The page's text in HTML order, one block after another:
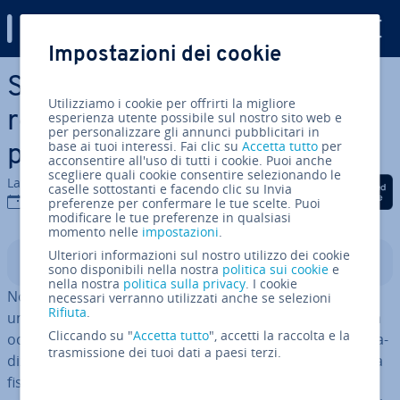
Vai al contenuto prin­ci­pa­le
Sicurezza del Wi-Fi: come
rendere inat­tac­ca­bi­le la
propria con­nes­sio­ne Internet
La redazione di IONOS
22 feb 2024
Condividi via Facebook
Condividi via Twitter
Condividi via
Indice
Non importa che si tratti una rete privata o interna a
un’azienda, il desiderio di avere una con­nes­sio­ne sicura
occupa il primo posto nella lista delle priorità. Le reti tra­
di­zio­na­li con fili e cavi offrono, per via della loro essenza
fisica, una certa garanzia di pro­te­zio­ne da attacchi
Impostazioni dei cookie
Utilizziamo i cookie per offrirti la migliore
esperienza utente possibile sul nostro sito web e
per personalizzare gli annunci pubblicitari in
base ai tuoi interessi. Fai clic suAccetta tutto per
acconsentire all'uso di tutti i cookie. Puoi anche
scegliere quali cookie consentire selezionando le
caselle sottostanti e facendo clic su Invia
preferenze per confermare le tue scelte. Puoi
modificare le tue preferenze in qualsiasi
momento nelle impostazioni.
Ulteriori informazioni sul nostro utilizzo dei cookie
sono disponibili nella nostra politica sui cookie e
nella nostra politica sulla privacy. I cookie
necessari verranno utilizzati anche se selezioni
Rifiuta.
Cliccando su "Accetta tutto", accetti la raccolta e la
trasmissione dei tuoi dati a paesi terzi.